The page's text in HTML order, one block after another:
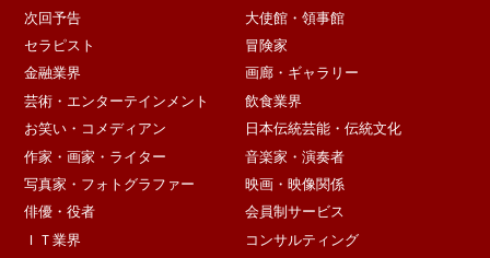
次回予告
大使館・領事館
セラピスト
冒険家
金融業界
画廊・ギャラリー
芸術・エンターテインメント
飲食業界
お笑い・コメディアン
日本伝統芸能・伝統文化
作家・画家・ライター
音楽家・演奏者
写真家・フォトグラファー
映画・映像関係
俳優・役者
会員制サービス
ＩＴ業界
コンサルティング